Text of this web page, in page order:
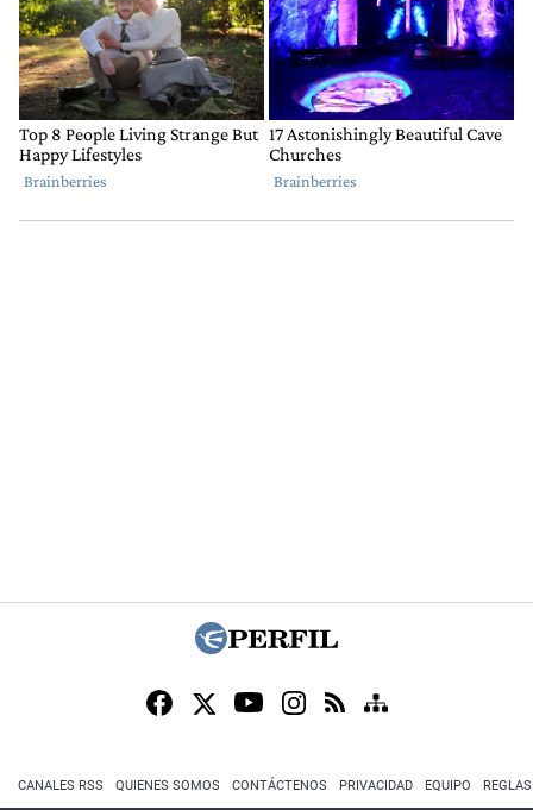
CANALES RSS QUIENES SOMOS CONTÁCTENOS PRIVACIDAD EQUIPO